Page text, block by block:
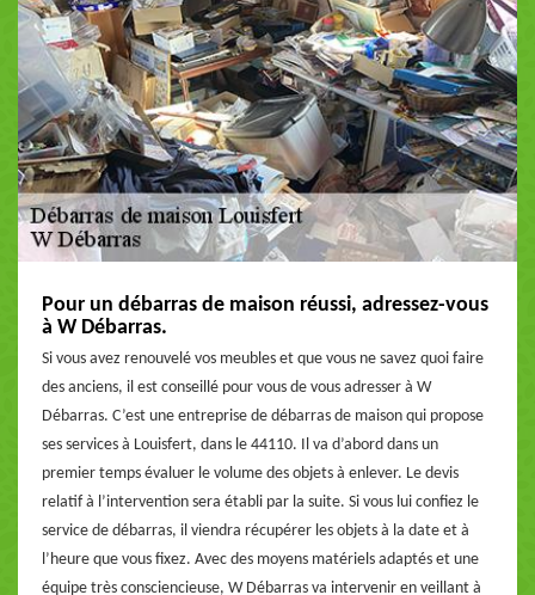
Pour un débarras de maison réussi, adressez-vous
à W Débarras.
Si vous avez renouvelé vos meubles et que vous ne savez quoi faire
des anciens, il est conseillé pour vous de vous adresser à W
Débarras. C’est une entreprise de débarras de maison qui propose
ses services à Louisfert, dans le 44110. Il va d’abord dans un
premier temps évaluer le volume des objets à enlever. Le devis
relatif à l’intervention sera établi par la suite. Si vous lui confiez le
service de débarras, il viendra récupérer les objets à la date et à
l’heure que vous fixez. Avec des moyens matériels adaptés et une
équipe très consciencieuse, W Débarras va intervenir en veillant à